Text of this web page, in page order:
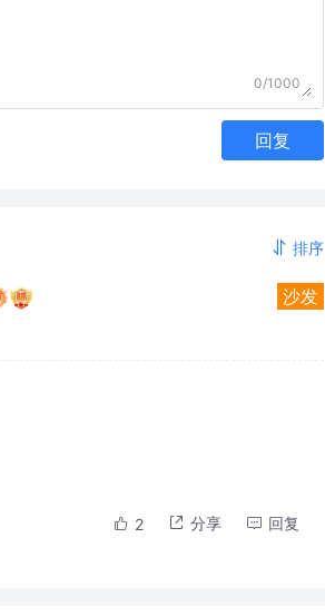
0/1000
回复
排序
沙发
2 分享 回复